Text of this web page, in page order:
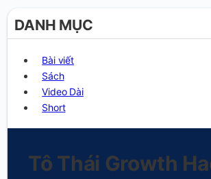
DANH MỤC
Bài viết
Sách
Video Dài
Short
Tô Thái Growth